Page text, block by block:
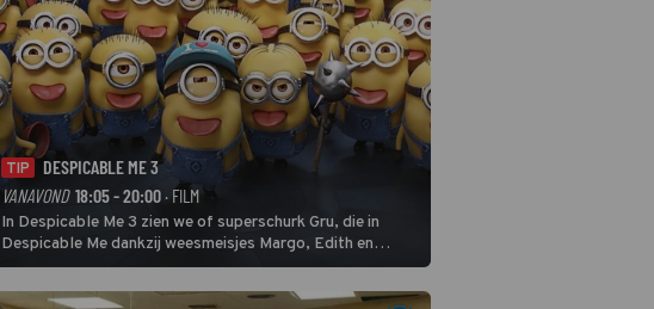
TIP
DESPICABLE ME 3
VANAVOND 18:05 - 20:00 · FILM
In Despicable Me 3 zien we of superschurk Gru, die in
Despicable Me dankzij weesmeisjes Margo, Edith en
Agnes de overstap naar het rechte pad maakte, ook op
dat pad weet te blijven.